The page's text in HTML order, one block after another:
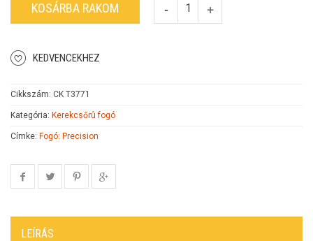
KOSÁRBA RAKOM
KEDVENCEKHEZ
Cikkszám: CK T3771
Kategória: Kerekcsőrû fogó
Címke: Fogó: Precision
LEÍRÁS